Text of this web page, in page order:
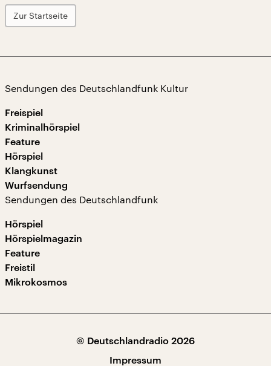
Zur Startseite
Sendungen des Deutschlandfunk Kultur
Freispiel
Kriminalhörspiel
Feature
Hörspiel
Klangkunst
Wurfsendung
Sendungen des Deutschlandfunk
Hörspiel
Hörspielmagazin
Feature
Freistil
Mikrokosmos
© Deutschlandradio 2026
Impressum